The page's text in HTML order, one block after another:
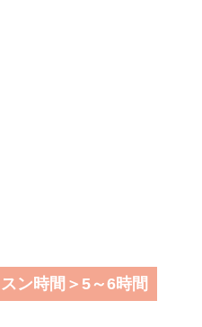
ン時間＞5～6時間